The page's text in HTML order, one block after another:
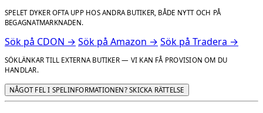
SPELET DYKER OFTA UPP HOS ANDRA BUTIKER, BÅDE NYTT OCH PÅ
BEGAGNATMARKNADEN.
Sök på CDON → Sök på Amazon → Sök på Tradera →
SÖKLÄNKAR TILL EXTERNA BUTIKER — VI KAN FÅ PROVISION OM DU
HANDLAR.
NÅGOT FEL I SPELINFORMATIONEN? SKICKA RÄTTELSE